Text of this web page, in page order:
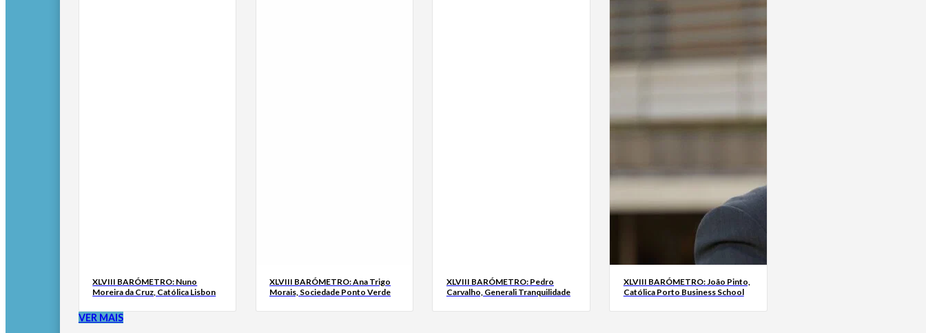
XLVIII BARÓMETRO: Nuno
Moreira da Cruz, Católica Lisbon
XLVIII BARÓMETRO: Ana Trigo
Morais, Sociedade Ponto Verde
XLVIII BARÓMETRO: Pedro
Carvalho, Generali Tranquilidade
XLVIII BARÓMETRO: João Pinto,
Católica Porto Business School
VER MAIS